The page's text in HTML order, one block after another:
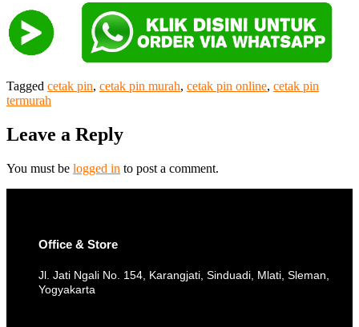
Tagged cetak pin, cetak pin murah, cetak pin online, cetak pin
termurah
Leave a Reply
You must be logged in to post a comment.
Office & Store
Jl. Jati Ngali No. 154, Karangjati, Sinduadi, Mlati, Sleman,
Yogyakarta